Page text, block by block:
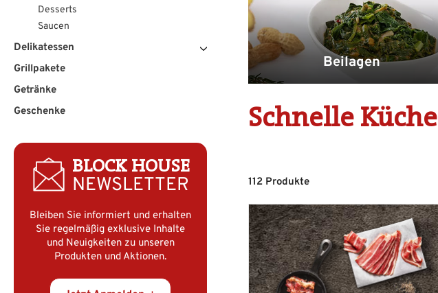
Desserts
Saucen
Delikatessen
Grillpakete
Getränke
Geschenke
BLOCK HOUSE
NEWSLETTER
Bleiben Sie informiert und erhalten
Sie regelmäßig exklusive Inhalte
und Neuigkeiten zu unseren
Produkten und Aktionen.
Beilagen
Schnelle Küche
112 Produkte